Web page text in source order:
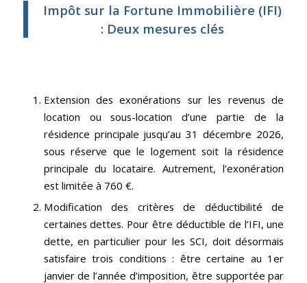
Impôt sur la Fortune Immobilière (IFI)
: Deux mesures clés
Extension des exonérations sur les revenus de
location ou sous-location d’une partie de la
résidence principale jusqu’au 31 décembre 2026,
sous réserve que le logement soit la résidence
principale du locataire. Autrement, l’exonération
est limitée à 760 €.
Modification des critères de déductibilité de
certaines dettes. Pour être déductible de l’IFI, une
dette, en particulier pour les SCI, doit désormais
satisfaire trois conditions : être certaine au 1er
janvier de l’année d’imposition, être supportée par